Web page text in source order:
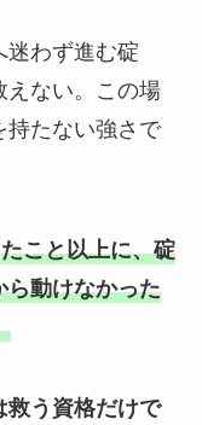
迷わず進む碇
えない。この場
持たない強さで
こと以上に、碇
ら動けなかった
救う資格だけで